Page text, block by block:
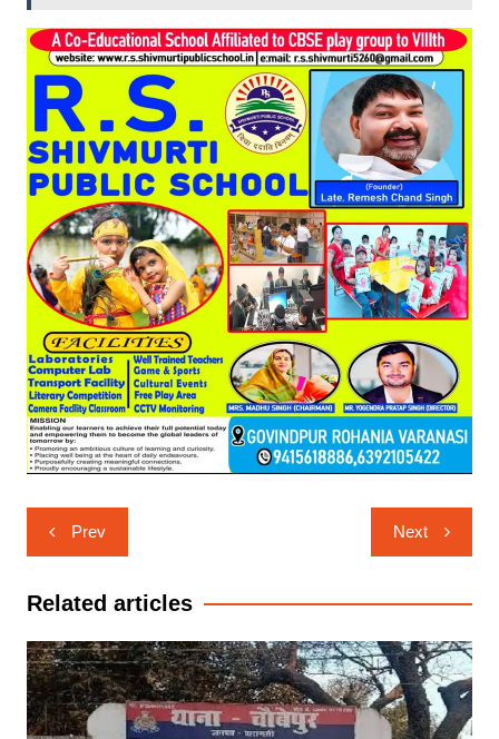
Post
navigation
Prev Next
Related articles